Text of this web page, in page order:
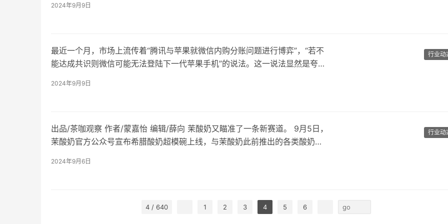
2024年9月9日
行业动
最近一个月，市场上流传着“腾讯与苹果就微信内购分账问题进行博弈”，“若不
能达成共识则微信可能无法登陆下一代苹果手机”的说法。这一说法显然是夸张
2024年9月9日
行业动
出品/茶咖观察 作者/蒙嘉怡 编辑/薛向 茉酸奶又瞄准了一条新赛道。 9月5日，
茉酸奶官方公众号宣布希腊酸奶超模碗上线，与茉酸奶此前推出的各类酸奶产
2024年9月6日
4 / 640 1 2 3 4 5 6